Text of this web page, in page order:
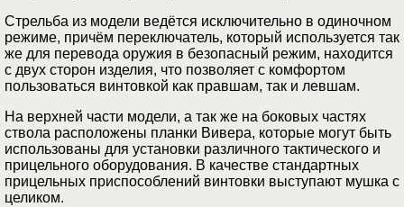
Стрельба из модели ведётся исключительно в одиночном
режиме, причём переключатель, который используется так
же для перевода оружия в безопасный режим, находится
с двух сторон изделия, что позволяет с комфортом
пользоваться винтовкой как правшам, так и левшам.
На верхней части модели, а так же на боковых частях
ствола расположены планки Вивера, которые могут быть
использованы для установки различного тактического и
прицельного оборудования. В качестве стандартных
прицельных приспособлений винтовки выступают мушка с
целиком.